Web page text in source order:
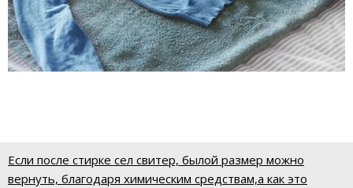
Если после стирке сел свитер, былой размер можно
вернуть, благодаря химическим средствам,а как это